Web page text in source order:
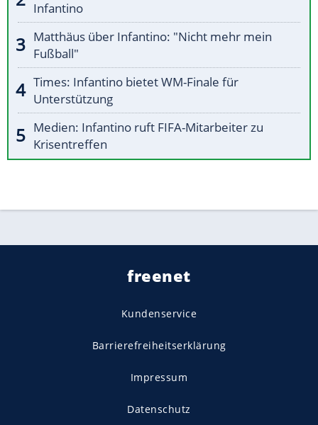
Infantino
Matthäus über Infantino: "Nicht mehr mein
Fußball"
Times: Infantino bietet WM-Finale für
Unterstützung
Medien: Infantino ruft FIFA-Mitarbeiter zu
Krisentreffen
freenet
Kundenservice
Barrierefreiheitserklärung
Impressum
Datenschutz